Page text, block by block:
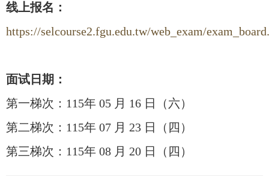
线上报名：
https://selcourse2.fgu.edu.tw/web_exam/
面试日期：
第一梯次：115年 05 月 16 日（六）
第二梯次：115年 07 月 23 日（四）
第三梯次：115年 08 月 20 日（四）